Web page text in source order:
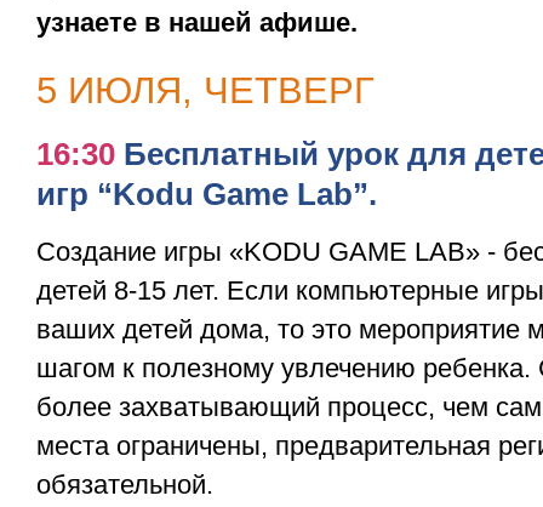
узнаете в нашей афише.
5 ИЮЛЯ, ЧЕТВЕРГ
16:30 Бесплатный урок для
игр “Kodu Game Lab”.
Создание игры «KODU GAME LAB» -
детей 8-15 лет. Если компьютерные
ваших детей дома, то это мероприятие
шагом к полезному увлечению ребенка.
более захватывающий процесс, чем
места ограничены, предварительная
обязательной.